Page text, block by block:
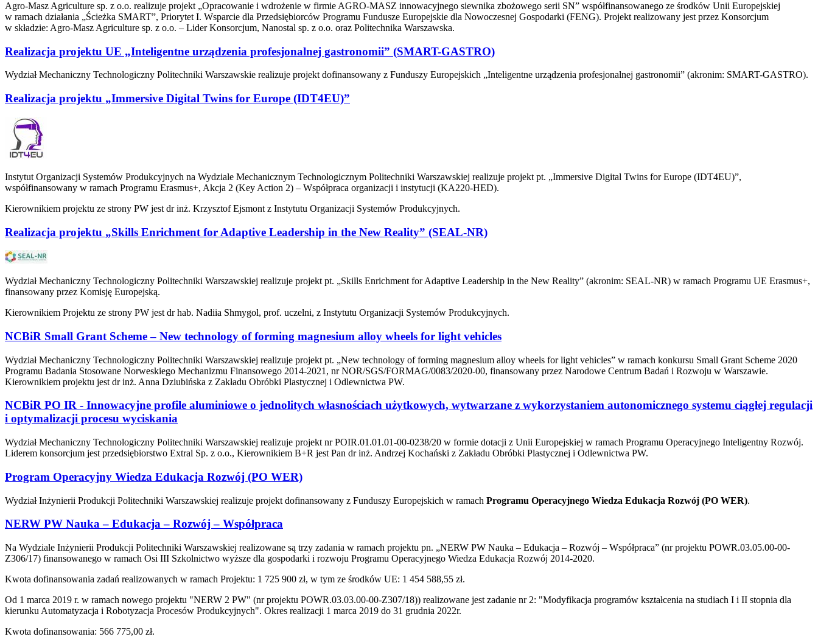
Agro-Masz Agriculture sp. z o.o. realizuje projekt „Opracowanie i wdrożenie w firmie AGRO-MASZ innowacyjnego siewnika zbożowego serii SN” współfinansowanego ze środków Unii Europejskiej
w ramach działania „Ścieżka SMART”, Priorytet I. Wsparcie dla Przedsiębiorców Programu Fundusze Europejskie dla Nowoczesnej Gospodarki (FENG). Projekt realizowany jest przez Konsorcjum
w składzie: Agro-Masz Agriculture sp. z o.o. – Lider Konsorcjum, Nanostal sp. z o.o. oraz Politechnika Warszawska.
Realizacja projektu UE „Inteligentne urządzenia profesjonalnej gastronomii” (SMART-GASTRO)
Wydział Mechaniczny Technologiczny Politechniki Warszawskie realizuje projekt dofinansowany z Funduszy Europejskich „Inteligentne urządzenia profesjonalnej gastronomii” (akronim: SMART-GASTRO).
Realizacja projektu „Immersive Digital Twins for Europe (IDT4EU)”
Instytut Organizacji Systemów Produkcyjnych na Wydziale Mechanicznym Technologicznym Politechniki Warszawskiej realizuje projekt pt. „Immersive Digital Twins for Europe (IDT4EU)”,
współfinansowany w ramach Programu Erasmus+, Akcja 2 (Key Action 2) – Współpraca organizacji i instytucji (KA220-HED).
Kierownikiem projektu ze strony PW jest dr inż. Krzysztof Ejsmont z Instytutu Organizacji Systemów Produkcyjnych.
Realizacja projektu „Skills Enrichment for Adaptive Leadership in the New Reality” (SEAL-NR)
Wydział Mechaniczny Technologiczny Politechniki Warszawskiej realizuje projekt pt. „Skills Enrichment for Adaptive Leadership in the New Reality” (akronim: SEAL-NR) w ramach Programu UE Erasmus+,
finansowany przez Komisję Europejską.
Kierownikiem Projektu ze strony PW jest dr hab. Nadiia Shmygol, prof. uczelni, z Instytutu Organizacji Systemów Produkcyjnych.
NCBiR Small Grant Scheme – New technology of forming magnesium alloy wheels for light vehicles
Wydział Mechaniczny Technologiczny Politechniki Warszawskiej realizuje projekt pt. „New technology of forming magnesium alloy wheels for light vehicles” w ramach konkursu Small Grant Scheme 2020
Programu Badania Stosowane Norweskiego Mechanizmu Finansowego 2014-2021, nr NOR/SGS/FORMAG/0083/2020-00, finansowany przez Narodowe Centrum Badań i Rozwoju w Warszawie.
Kierownikiem projektu jest dr inż. Anna Dziubińska z Zakładu Obróbki Plastycznej i Odlewnictwa PW.
NCBiR PO IR - Innowacyjne profile aluminiowe o jednolitych własnościach użytkowych, wytwarzane z wykorzystaniem autonomicznego systemu ciągłej regulacji
i optymalizacji procesu wyciskania
Wydział Mechaniczny Technologiczny Politechniki Warszawskiej realizuje projekt nr POIR.01.01.01-00-0238/20 w formie dotacji z Unii Europejskiej w ramach Programu Operacyjnego Inteligentny Rozwój.
Liderem konsorcjum jest przedsiębiorstwo Extral Sp. z o.o., Kierownikiem B+R jest Pan dr inż. Andrzej Kochański z Zakładu Obróbki Plastycznej i Odlewnictwa PW.
Program Operacyjny Wiedza Edukacja Rozwój (PO WER)
Wydział Inżynierii Produkcji Politechniki Warszawskiej realizuje projekt dofinansowany z Funduszy Europejskich w ramach Programu Operacyjnego Wiedza Edukacja Rozwój (PO WER).
NERW PW Nauka – Edukacja – Rozwój – Współpraca
Na Wydziale Inżynierii Produkcji Politechniki Warszawskiej realizowane są trzy zadania w ramach projektu pn. „NERW PW Nauka – Edukacja – Rozwój – Współpraca” (nr projektu POWR.03.05.00-00-
Z306/17) finansowanego w ramach Osi III Szkolnictwo wyższe dla gospodarki i rozwoju Programu Operacyjnego Wiedza Edukacja Rozwój 2014-2020.
Kwota dofinansowania zadań realizowanych w ramach Projektu: 1 725 900 zł, w tym ze środków UE: 1 454 588,55 zł.
Od 1 marca 2019 r. w ramach nowego projektu "NERW 2 PW" (nr projektu POWR.03.03.00-00-Z307/18)) realizowane jest zadanie nr 2: "Modyfikacja programów kształcenia na studiach I i II stopnia dla
kierunku Automatyzacja i Robotyzacja Procesów Produkcyjnych". Okres realizacji 1 marca 2019 do 31 grudnia 2022r.
Kwota dofinansowania: 566 775,00 zł.